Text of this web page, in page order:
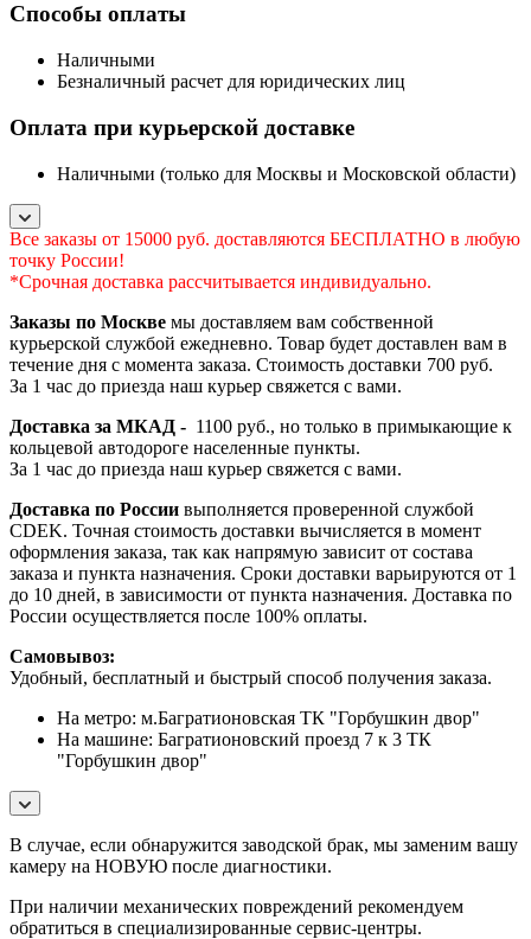
Способы оплаты
Наличными
Безналичный расчет для юридических лиц
Оплата при курьерской доставке
Наличными (только для Москвы и Московской области)
Все заказы от 15000 руб. доставляются БЕСПЛАТНО в любую
точку России!
*Срочная доставка рассчитывается индивидуально.
Заказы по Москве мы доставляем вам собственной
курьерской службой ежедневно. Товар будет доставлен вам в
течение дня с момента заказа. Стоимость доставки 700 руб.
За 1 час до приезда наш курьер свяжется с вами.
Доставка за МКАД - 1100 руб., но только в примыкающие к
кольцевой автодороге населенные пункты.
За 1 час до приезда наш курьер свяжется с вами.
Доставка по России выполняется проверенной службой
CDEK. Точная стоимость доставки вычисляется в момент
оформления заказа, так как напрямую зависит от состава
заказа и пункта назначения. Сроки доставки варьируются от 1
до 10 дней, в зависимости от пункта назначения. Доставка по
России осуществляется после 100% оплаты.
Самовывоз:
Удобный, бесплатный и быстрый способ получения заказа.
На метро: м.Багратионовская ТК "Горбушкин двор"
На машине: Багратионовский проезд 7 к 3 ТК
"Горбушкин двор"
В случае, если обнаружится заводской брак, мы заменим вашу
камеру на НОВУЮ после диагностики.
При наличии механических повреждений рекомендуем
обратиться в специализированные сервис-центры.